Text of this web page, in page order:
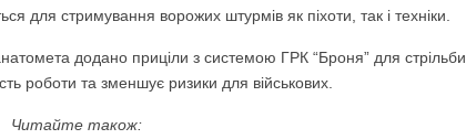
для стримування ворожих штурмів як піхоти, так і техніки.
додано приціли з системою ГРК “Броня” для стрільби
роботи та зменшує ризики для військових.
Читайте також: